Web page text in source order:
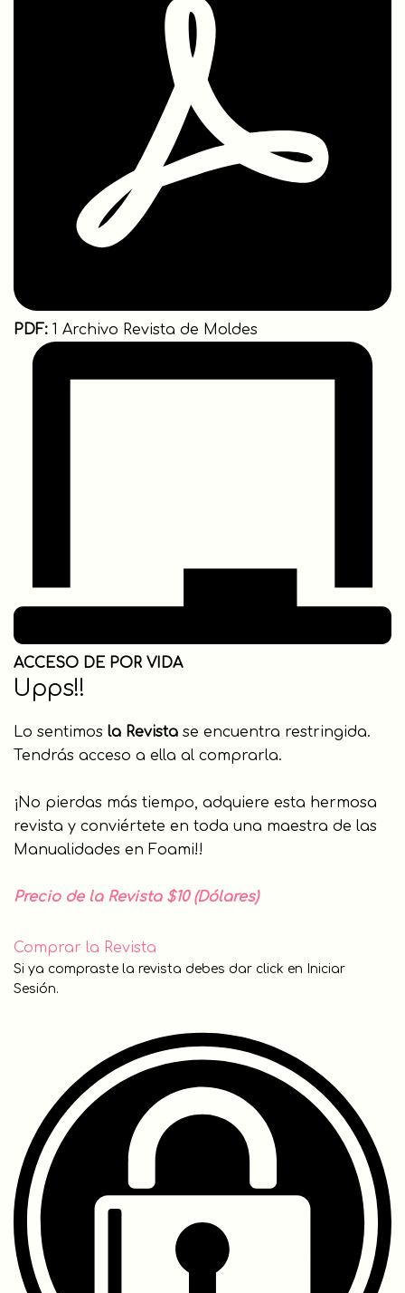
PDF: 1 Archivo Revista de Moldes
ACCESO DE POR VIDA
Upps!!
Lo sentimos la Revista se encuentra restringida.
Tendrás acceso a ella al comprarla.
¡No pierdas más tiempo, adquiere esta hermosa
revista y conviértete en toda una maestra de las
Manualidades en Foami!!
Precio de la Revista $10 (Dólares)
Comprar la Revista
Si ya compraste la revista debes dar click en Iniciar
Sesión.